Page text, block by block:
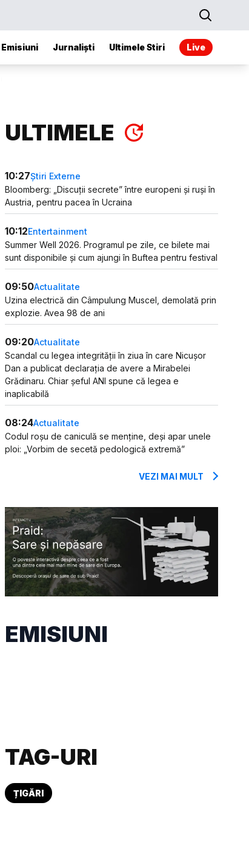
Emisiuni Jurnaliști Ultimele Stiri Live
ULTIMELE
10:27Știri Externe
Bloomberg: „Discuții secrete” între europeni și ruși în
Austria, pentru pacea în Ucraina
10:12Entertainment
Summer Well 2026. Programul pe zile, ce bilete mai
sunt disponibile și cum ajungi în Buftea pentru festival
09:50Actualitate
Uzina electrică din Câmpulung Muscel, demolată prin
explozie. Avea 98 de ani
09:20Actualitate
Scandal cu legea integrității în ziua în care Nicușor
Dan a publicat declarația de avere a Mirabelei
Grădinaru. Chiar șeful ANI spune că legea e
inaplicabilă
08:24Actualitate
Codul roșu de caniculă se menține, deși apar unele
ploi: „Vorbim de secetă pedologică extremă”
VEZI MAI MULT
EMISIUNI
TAG-URI
ȚIGĂRI